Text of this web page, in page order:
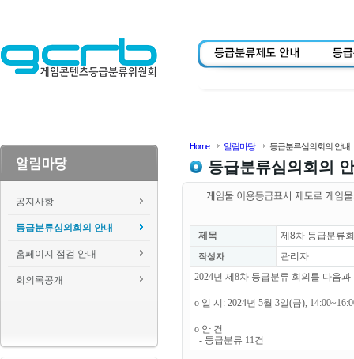
공지사항
등급분류심의회의 안내
홈페이지 점검 안내
회의록공개
Home 알림마당 등급분류심의회의 안내
등급분류심의회의
제목 제8차 등급분류
작성자
관리자
2024년 제8차 등급분류 회의를 다음
o 일 시: 2024년 5월 3일(금),
o 안 건
- 등급분류 11건